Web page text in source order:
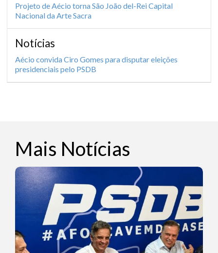
Projeto de Aécio torna São João del-Rei Capital
Nacional da Arte Sacra
Notícias
Aécio convida Ciro Gomes para disputar eleições
presidenciais pelo PSDB
Mais Notícias